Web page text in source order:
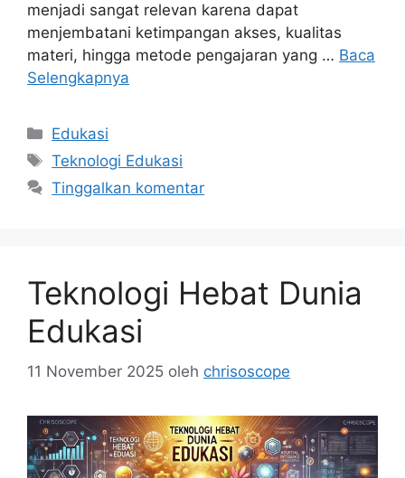
menjadi sangat relevan karena dapat
menjembatani ketimpangan akses, kualitas
materi, hingga metode pengajaran yang … Baca
Selengkapnya
Kategori
Edukasi
Tag
Teknologi Edukasi
Tinggalkan komentar
Teknologi Hebat Dunia
Edukasi
11 November 2025 oleh chrisoscope